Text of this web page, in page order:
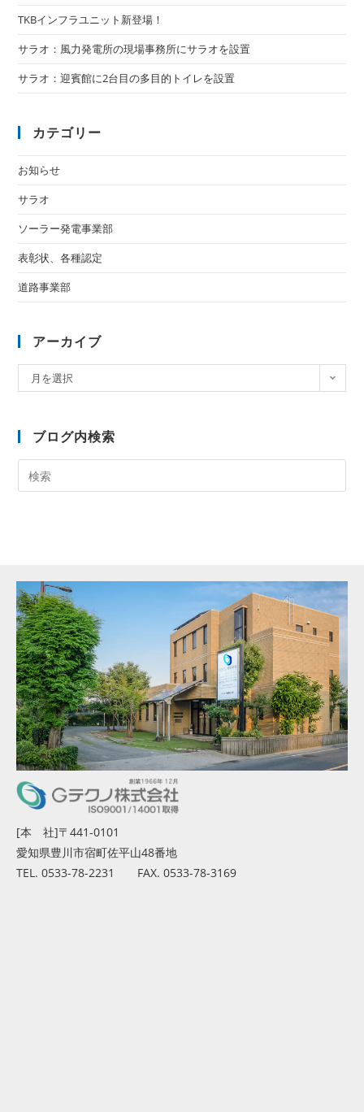
TKBインフラユニット新登場！
サラオ：風力発電所の現場事務所にサラオを設置
サラオ：迎賓館に2台目の多目的トイレを設置
カテゴリー
お知らせ
サラオ
ソーラー発電事業部
表彰状、各種認定
道路事業部
アーカイブ
月を選択
ブログ内検索
[本 社]〒441-0101
愛知県豊川市宿町佐平山48番地
TEL. 0533-78-2231 FAX. 0533-78-3169